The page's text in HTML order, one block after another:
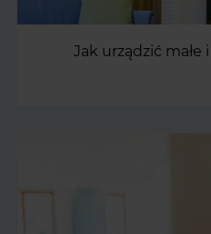
Jak urządzić małe